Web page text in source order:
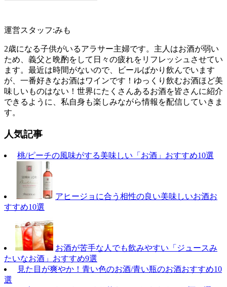
運営スタッフ:みも
2歳になる子供がいるアラサー主婦です。主人はお酒が弱い
ため、義父と晩酌をして日々の疲れをリフレッシュさせてい
ます。最近は時間がないので、ビールばかり飲んでいます
が、一番好きなお酒はワインです！ゆっくり飲むお酒ほど美
味しいものはない！世界にたくさんあるお酒を皆さんに紹介
できるように、私自身も楽しみながら情報を配信していきま
す。
人気記事
桃/ピーチの風味がする美味しい「お酒」おすすめ10選
アヒージョに合う相性の良い美味しいお酒お
すすめ10選
お酒が苦手な人でも飲みやすい「ジュースみ
たいなお酒」おすすめ9選
見た目が爽やか！青い色のお酒/青い瓶のお酒おすすめ10
選